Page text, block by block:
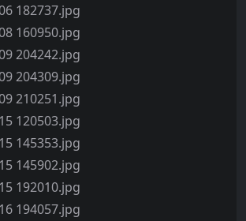
182737.jpg
160950.jpg
204242.jpg
204309.jpg
210251.jpg
120503.jpg
145353.jpg
145902.jpg
192010.jpg
194057.jpg